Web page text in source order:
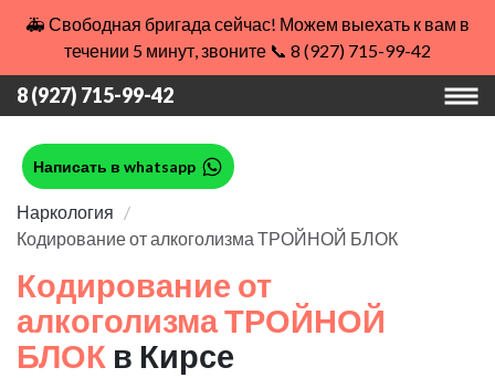
🚑 Свободная бригада сейчас! Можем выехать к вам в
течении 5 минут, звоните 📞 8 (927) 715-99-42
8 (927) 715-99-42
Написать в whatsapp
Наркология
Кодирование от алкоголизма ТРОЙНОЙ БЛОК
Кодирование от
алкоголизма ТРОЙНОЙ
БЛОК в Кирсе